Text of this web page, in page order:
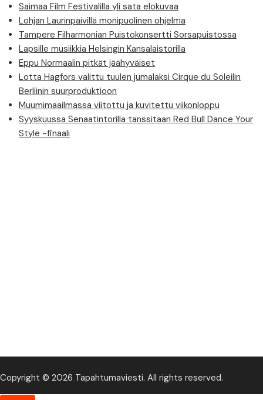
Saimaa Film Festivalilla yli sata elokuvaa
Lohjan Laurinpäivillä monipuolinen ohjelma
Tampere Filharmonian Puistokonsertti Sorsapuistossa
Lapsille musiikkia Helsingin Kansalaistorilla
Eppu Normaalin pitkät jäähyväiset
Lotta Hagfors valittu tuulen jumalaksi Cirque du Soleilin
Berliinin suurproduktioon
Muumimaailmassa viitottu ja kuvitettu viikonloppu
Syyskuussa Senaatintorilla tanssitaan Red Bull Dance Your
Style -finaali
Copyright © 2026 Tapahtumaviesti. All rights reserved.